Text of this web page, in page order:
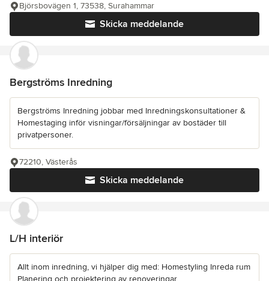
Skicka meddelande
Björsbovägen 1, 73538, Surahammar
Bergströms Inredning
Bergströms Inredning jobbar med Inredningskonsultationer &
Homestaging inför visningar/försäljningar av bostäder till
privatpersoner.
Skicka meddelande
72210, Västerås
L/H interiör
Allt inom inredning, vi hjälper dig med: Homestyling Inreda rum